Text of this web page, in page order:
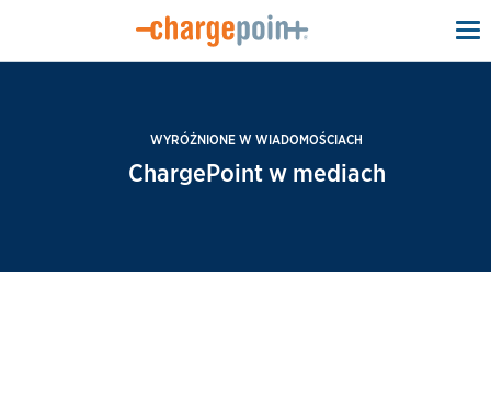
WYRÓŻNIONE W WIADOMOŚCIACH
ChargePoint w mediach